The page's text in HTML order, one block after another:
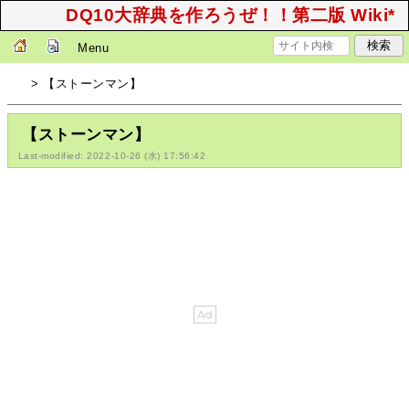
DQ10大辞典を作ろうぜ！！第二版 Wiki*
Menu
> 【ストーンマン】
【ストーンマン】
Last-modified: 2022-10-26 (水) 17:56:42